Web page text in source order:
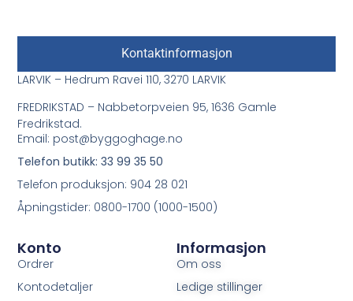
Informasjon
Om oss
Ledige stillinger
Konto
Ordrer
Kontodetaljer
Kontaktinformasjon
LARVIK – Hedrum Ravei 110, 3270 LARVIK
FREDRIKSTAD – Nabbetorpveien 95, 1636 Gamle
Fredrikstad.
Email: post@byggoghage.no
Telefon butikk: 33 99 35 50
Telefon produksjon: 904 28 021
Åpningstider: 0800-1700 (1000-1500)